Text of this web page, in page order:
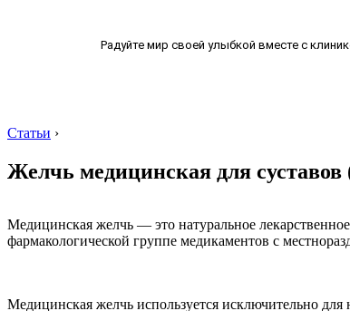
Радуйте мир своей улыбкой вместе с
Статьи ›
Желчь медицинская для
Медицинская желчь — это натуральное
фармакологической группе медикаментов с
Медицинская желчь используется исключительно